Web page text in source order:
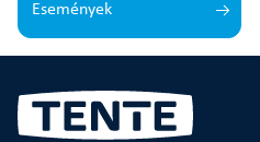
Események